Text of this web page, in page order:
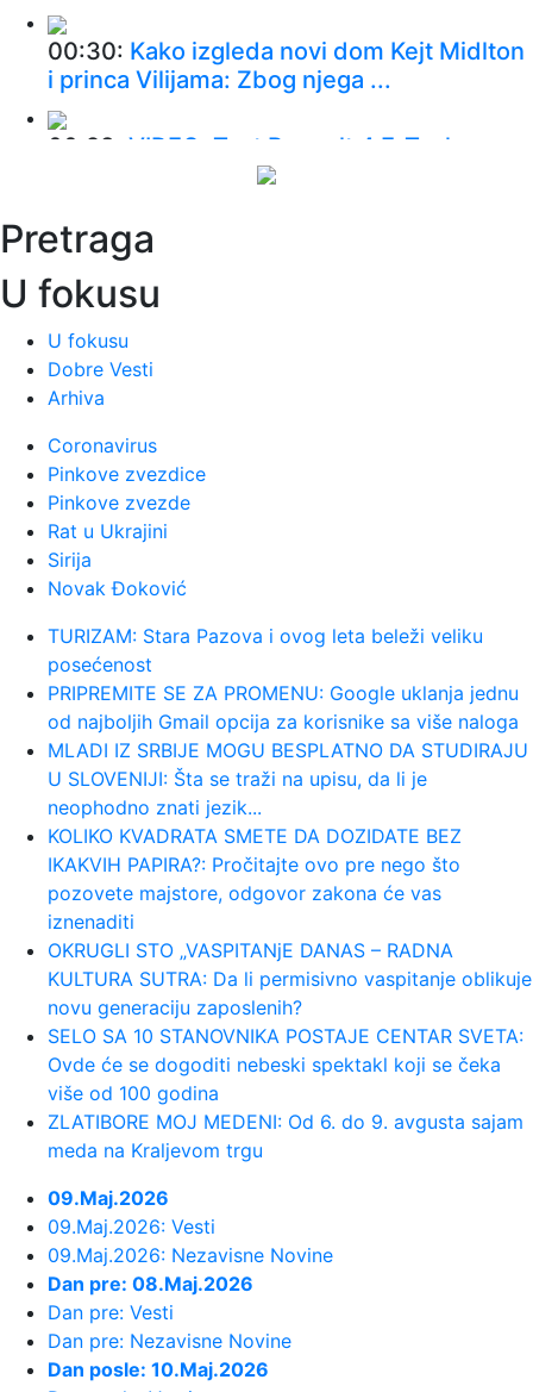
00:30: Kako izgleda novi dom Kejt Midlton
i princa Vilijama: Zbog njega ...
00:28: VIDEO: Test Renault 4 E-Tech
avgust
00:24:Džeko u centru spektakla: Šalke
okupio više hiljada navijača
00:24:
Sloga, Sarajevo i Radnik remi...
00:20:Đura Đ. Trajković br. 26: Plejlista za
sivu zonu (Fontaines D....
00:17:Velika akcija tokom noći i ranog jutra
u Beogradu: Ekipe izlaze ...
00:02:Na današnji dan, 9. avgust
23:54:TEŽAK UDARAC ZA HETAFE PRED
EVROPU: Važan igrač završio sezon...
23:46:Bivši igrač Barselone ide u Los
Anđeles
23:45:Izgubili ste pasoš usred odmora?
Ne paničite: Ovo su koraci koj...
23:40: Svetske DJ zvezde stižu u Sarajevo
na prvi Circus Maximus: Fedde...
23:34:Održana 36. akcija "Crveno-bela
krv": Prikupljeno je ukupno 307 ...
23:33:Sinančević: "Želim u finale"
23:31:U julu u Sloveniji prodato 12,4 posto
više automobila
Pretraga
U fokusu
U fokusu
Dobre Vesti
Arhiva
Coronavirus
Pinkove zvezdice
Pinkove zvezde
Rat u Ukrajini
Sirija
Novak Đoković
TURIZAM: Stara Pazova i ovog leta beleži veliku
posećenost
PRIPREMITE SE ZA PROMENU: Google uklanja jednu
od najboljih Gmail opcija za korisnike sa više naloga
MLADI IZ SRBIJE MOGU BESPLATNO DA STUDIRAJU
U SLOVENIJI: Šta se traži na upisu, da li je
neophodno znati jezik...
KOLIKO KVADRATA SMETE DA DOZIDATE BEZ
IKAKVIH PAPIRA?: Pročitajte ovo pre nego što
pozovete majstore, odgovor zakona će vas
iznenaditi
OKRUGLI STO „VASPITANjE DANAS – RADNA
KULTURA SUTRA: Da li permisivno vaspitanje oblikuje
novu generaciju zaposlenih?
SELO SA 10 STANOVNIKA POSTAJE CENTAR SVETA:
Ovde će se dogoditi nebeski spektakl koji se čeka
više od 100 godina
ZLATIBORE MOJ MEDENI: Od 6. do 9. avgusta sajam
meda na Kraljevom trgu
09.Maj.2026
09.Maj.2026: Vesti
09.Maj.2026: Nezavisne Novine
Dan pre: 08.Maj.2026
Dan pre: Vesti
Dan pre: Nezavisne Novine
Dan posle: 10.Maj.2026